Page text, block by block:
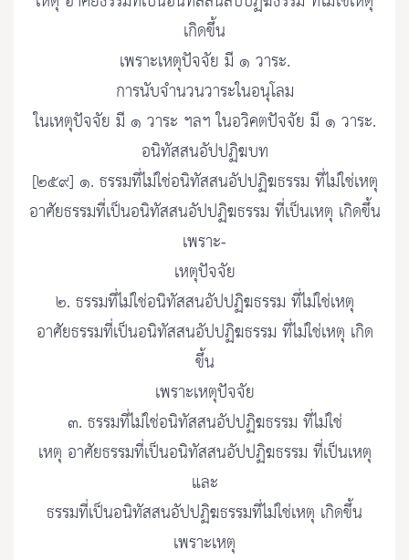
เกิดขึ้น
เพราะเหตุปัจจัย มี ๑ วาระ.
การนับจำนวนวาระในอนุโลม
ในเหตุปัจจัย มี ๑ วาระ ฯลฯ ในอวิคตปัจจัย มี ๑ วาระ.
อนิทัสสนอัปปฏิฆบท
[๒๕๙] ๑. ธรรมที่ไม่ใช่อนิทัสสนอัปปฏิฆธรรม ที่ไม่ใช่เหตุ
อาศัยธรรมที่เป็นอนิทัสสนอัปปฏิฆธรรม ที่เป็นเหตุ เกิดขึ้น
เพราะ-
เหตุปัจจัย
๒. ธรรมที่ไม่ใช่อนิทัสสนอัปปฏิฆธรรม ที่ไม่ใช่เหตุ
อาศัยธรรมที่เป็นอนิทัสสนอัปปฏิฆธรรม ที่ไม่ใช่เหตุ เกิด
ขึ้น
เพราะเหตุปัจจัย
๓. ธรรมที่ไม่ใช่อนิทัสสนอัปปฏิฆธรรม ที่ไม่ใช่
เหตุ อาศัยธรรมที่เป็นอนิทัสสนอัปปฏิฆธรรม ที่เป็นเหตุ
และ
ธรรมที่เป็นอนิทัสสนอัปปฏิฆธรรมที่ไม่ใช่เหตุ เกิดขึ้น
เพราะเหตุ